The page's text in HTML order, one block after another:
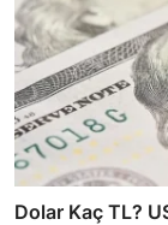
Dolar Kaç TL?